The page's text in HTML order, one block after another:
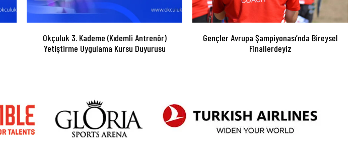
Okçuluk 3. Kademe (Kıdemli Antrenör)
Yetiştirme Uygulama Kursu Duyurusu
Gençler Avrupa Şampiyonası’nda Bireysel
Finallerdeyiz